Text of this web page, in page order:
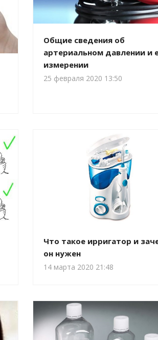
Общие сведения об
артериальном давлении и
измерении
25 февраля 2020 13:50
Что такое ирригатор и
он нужен
14 марта 2020 21:48